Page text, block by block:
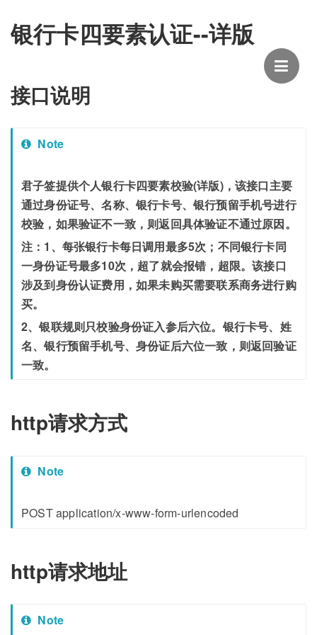
银行卡四要素认证--详版
接口说明
Note
君子签提供个人银行卡四要素校验(详版)，该接口主要
通过身份证号、名称、银行卡号、银行预留手机号进行
校验，如果验证不一致，则返回具体验证不通过原因。
注：1、每张银行卡每日调用最多5次；不同银行卡同
一身份证号最多10次，超了就会报错，超限。该接口
涉及到身份认证费用，如果未购买需要联系商务进行购
买。
2、银联规则只校验身份证入参后六位。银行卡号、姓
名、银行预留手机号、身份证后六位一致，则返回验证
一致。
http请求方式
Note
POST application/x-www-form-urlencoded
http请求地址
Note